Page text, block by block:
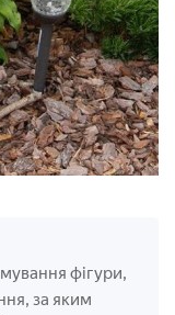
фігури,
за яким